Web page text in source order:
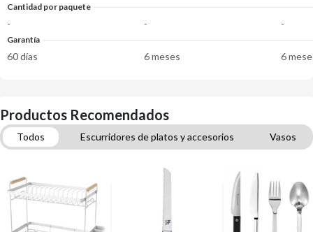
Cantidad por paquete
- - -
Garantía
60 días 6 meses 6
Productos Recomendados
Todos Escurridores de platos y accesorios
Vasos
Set de utensillos
Esponjas, paños y guantes